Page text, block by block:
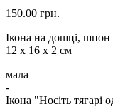
150.00 грн.
Ікона на дошці, шпон
12 х 16 х 2 см
мала
-
Ікона "Носіть тягарі